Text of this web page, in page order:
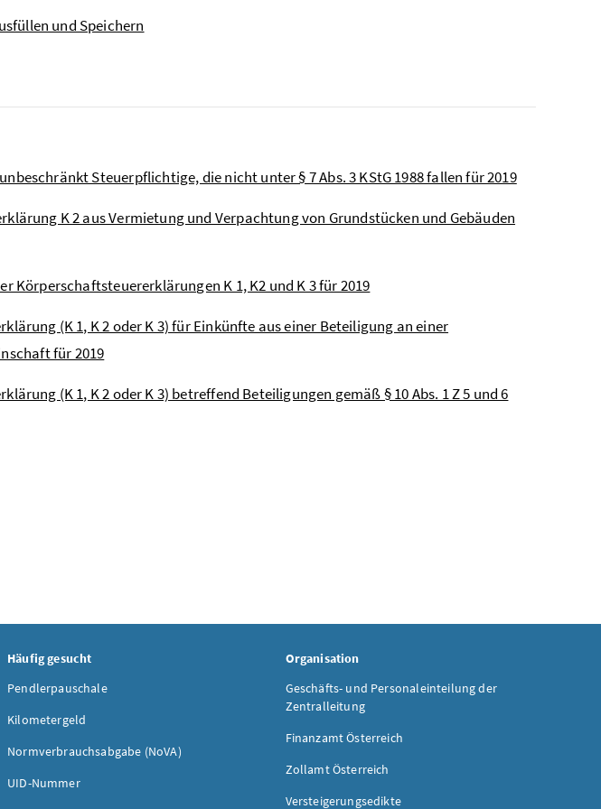
und Speichern
Steuerpflichtige, die nicht unter § 7 Abs. 3 KStG 1988 fallen für 2019
K 2 aus Vermietung und Verpachtung von Grundstücken und Gebäuden
Körperschaftsteuererklärungen K 1, K2 und K 3 für 2019
(K 1, K 2 oder K 3) für Einkünfte aus einer Beteiligung an einer
für 2019
(K 1, K 2 oder K 3) betreffend Beteiligungen gemäß § 10 Abs. 1 Z 5 und 6
Häufig gesucht
Pendlerpauschale
Kilometergeld
Normverbrauchsabgabe (NoVA)
UID-Nummer
Organisation
Geschäfts- und Personaleinteilung der
Zentralleitung
Finanzamt Österreich
Zollamt Österreich
Versteigerungsedikte